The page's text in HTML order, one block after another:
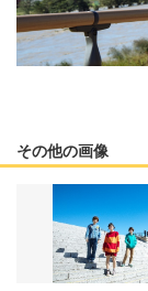
その他の画像